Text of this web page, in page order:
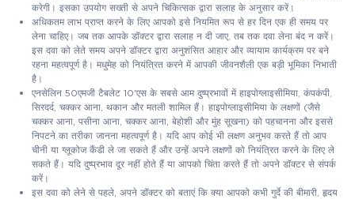
करेगी। इसका उपयोग सख्ती से अपने चिकित्सक द्वारा सलाह के अनुसार करें।
अधिकतम लाभ प्राप्त करने के लिए आपको इसे नियमित रूप से हर दिन एक ही समय पर
लेना चाहिए। जब तक आपके डॉक्टर द्वारा सलाह न दी जाए, तब तक दवा लेना बंद न करें।
इस दवा को लेते समय अपने डॉक्टर द्वारा अनुशंसित आहार और व्यायाम कार्यक्रम पर बने
रहना महत्वपूर्ण है। मधुमेह को नियंत्रित करने में आपकी जीवनशैली एक बड़ी भूमिका निभाती
है।
एनसेलिन 50एमजी टैबलेट 10'एस के सबसे आम दुष्प्रभावों में हाइपोग्लाइसीमिया, कंपकंपी,
सिरदर्द, चक्कर आना, थकान और मतली शामिल हैं। हाइपोग्लाइसीमिया के लक्षणों (जैसे
चक्कर आना, पसीना आना, चक्कर आना, बेहोशी और मुंह सूखना) को पहचानना और इससे
निपटने का तरीका जानना महत्वपूर्ण है। यदि आप कोई भी लक्षण अनुभव करते हैं तो आप
चीनी या ग्लूकोज कैंडी ले जा सकते हैं और उन्हें अपने लक्षणों को नियंत्रित करने के लिए ले
सकते हैं। यदि दुष्प्रभाव दूर नहीं होते हैं या आपको चिंता करते हैं तो अपने डॉक्टर से संपर्क
करें।
इस दवा को लेने से पहले, अपने डॉक्टर को बताएं कि क्या आपको कभी गुर्दे की बीमारी, हृदय